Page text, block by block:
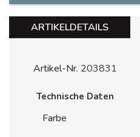
ARTIKELDETAILS
Artikel-Nr. 203831
Technische Daten
Farbe